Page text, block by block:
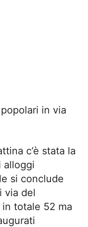
in via
c’è stata la
alloggi
si conclude
via del
totale 52 ma